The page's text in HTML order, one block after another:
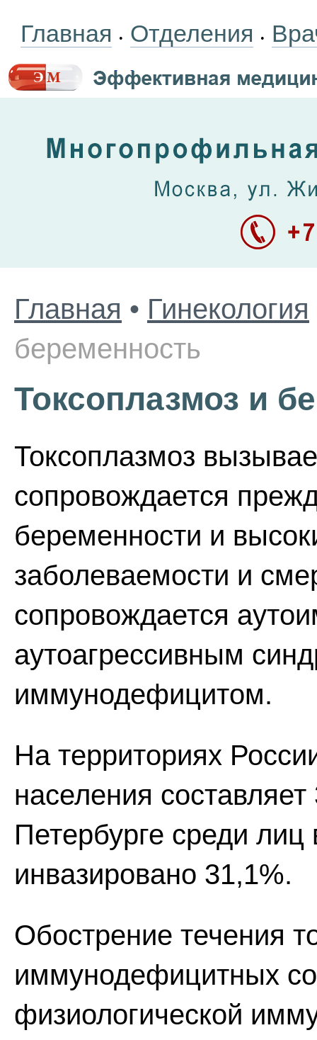
Главная • Отделения •
Главная • Гинекология
беременность
Токсоплазмоз и
Токсоплазмоз
сопровождается
беременности и
заболеваемости и
сопровождается
аутоагрессивным
иммунодефицитом.
На территориях
населения
Петербурге среди лиц
инвазировано 31,1%.
Обострение течения
иммунодефицитных
физиологической